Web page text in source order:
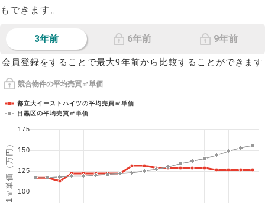
もできます。
3年前 6年前 9年前
会員登録をすることで最大9年前から比較することができます
競合物件の平均売買㎡単価
1㎡単価（万円）
都立大イーストハイツの平均売買㎡単価
目黒区の平均売買㎡単価
100
125
150
175